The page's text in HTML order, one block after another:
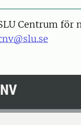
Centrum för